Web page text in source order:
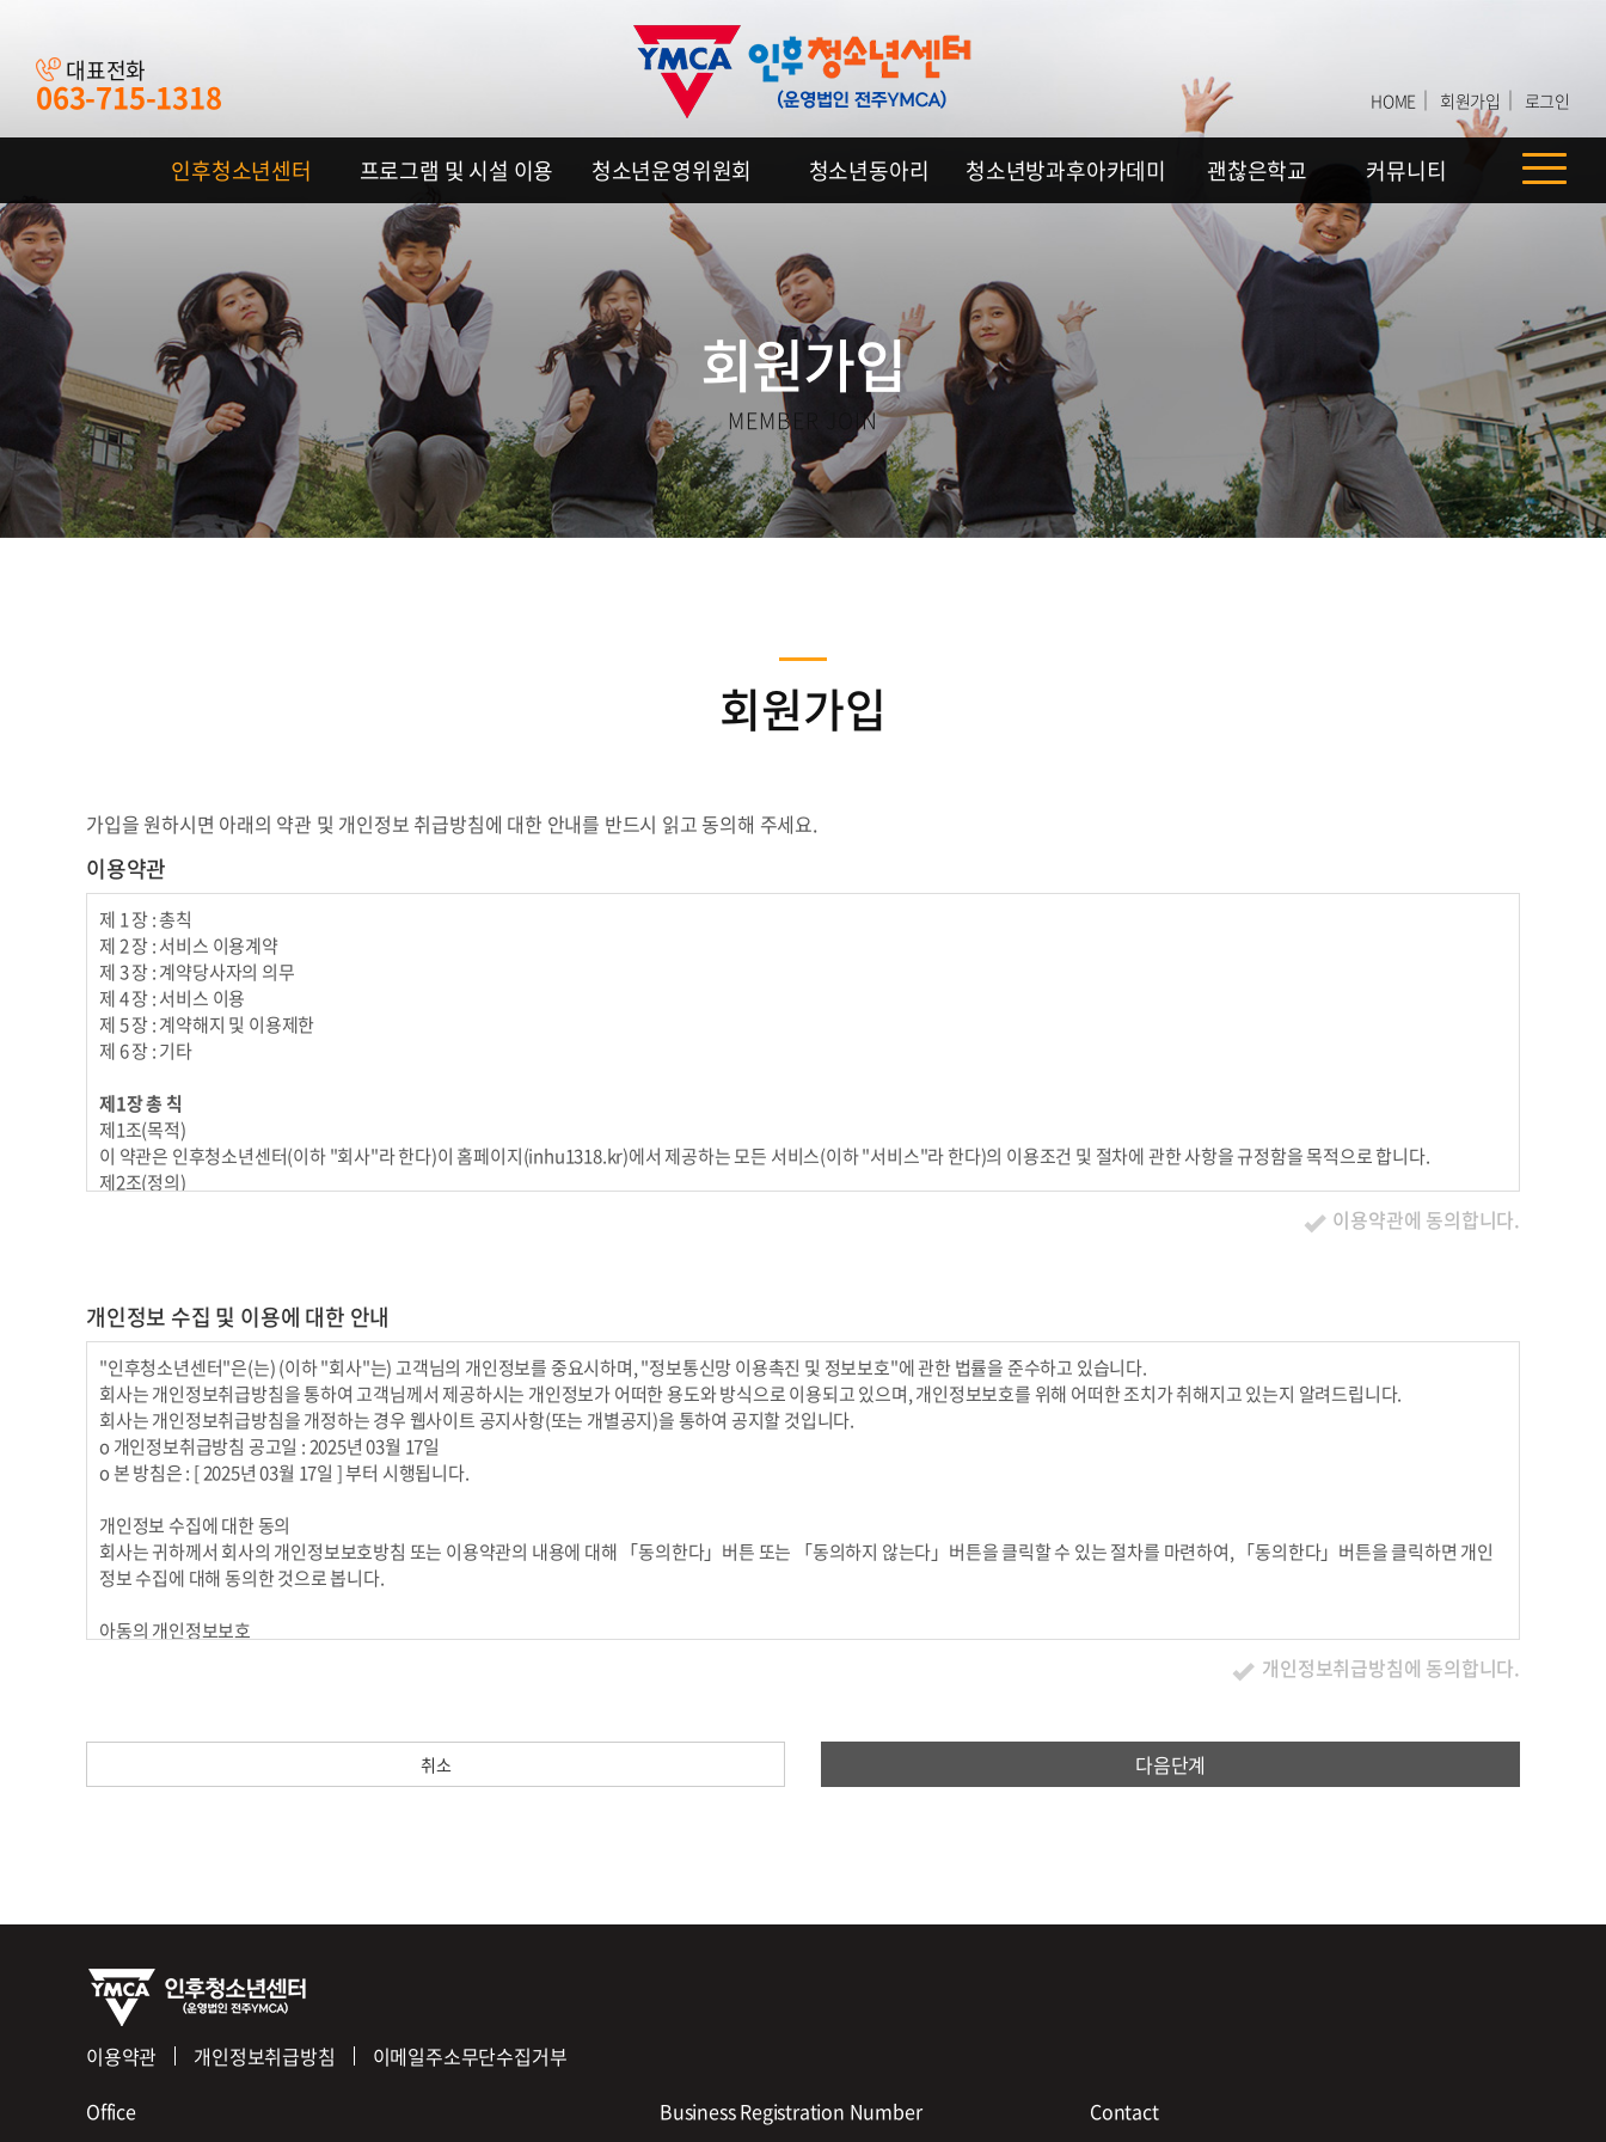
HOME ｜ 회원가입 ｜ 로그인
대표전화
063-715-1318
인후청소년센터 프로그램 및 시설 이용 청소년운영위원회 청소년동아리 청소년방과후아카데미 괜찮은학교 커뮤니티
회원가입
MEMBER JOIN
회원가입
가입을 원하시면 아래의 약관 및 개인정보 취급방침에 대한 안내를 반드시 읽고 동의해 주세요.
이용약관
제 1 장 : 총칙
제 2 장 : 서비스 이용계약
제 3 장 : 계약당사자의 의무
제 4 장 : 서비스 이용
제 5 장 : 계약해지 및 이용제한
제 6 장 : 기타
제1장 총 칙
제1조(목적)
이 약관은 인후청소년센터(이하 "회사"라 한다)이 홈페이지(inhu1318.kr)에서 제공하는 모든 서비스(이하 "서비스"라 한다)의 이용조건 및 절차에 관한 사항을 규정함을 목적으로 합니다.
제2조(정의)
4. 회원 : 당 사이트에 회원가입에 필요한 개인정보를 제공하여 회원 등록을 한 자
5. 이용자번호(ID) : 회원 식별과 회원의 서비스 이용을 위하여 이용자가 선정하고 회사가 승인하는 영문자와 숫자의 조합
6. 패스워드(PASSWORD) : 회원의 정보 보호를 위해 이용자 자신이 설정한 영문자와 숫자, 특수문자의 조합
7. 이용해지 : 회사 또는 회원이 서비스 이용 이후 그 이용계약을 종료시키는 의사표시
제3조(약관의 효력과 변경)
회원은 변경된 약관에 동의하지 않을 경우 회원 탈퇴(해지)를 요청할 수 있으며, 변경된 약관의 효력 발생일로부터 7일 이후에도 거부의사를 표시하지 아니하고 서비스를 계속 사용할 경우 약관의 변
경 사항에 동의한 것으로 간주됩니다
② 회사는 필요하다고 인정되는 경우 이 약관의 내용을 변경할 수 있으며, 변경된 약관은 서비스 화면에 공지하며, 공지후 7일 이후에도 거부의사를 표시하지 아니하고 서비스를 계속 사용할 경우 약
관의 변경 사항에 동의한 것으로 간주됩니다.
③ 이용자가 변경된 약관에 동의하지 않는 경우 서비스 이용을 중단하고 본인의 회원등록을 취소할 수 있으며, 계속 사용하시는 경우에는 약관 변경에 동의한 것으로 간주되며 변경된 약관은 전항과
제4조(준용규정)
이용계약은 이용자의 이용신청에 대한 회사의 승낙과 이용자의 약관 내용에 대한 동의로 성립됩니다.
제6조(이용신청)
1. 본인의 실명으로 신청하지 않았을 때
3. 이용신청의 내용을 허위로 기재한 경우
4. 사회의 안녕 질서 또는 미풍양속을 저해할 목적으로 신청하였을 때
5. 기타 회사가 정한 이용신청 요건에 미비 되었을 때
제8조(계약사항의 변경)
제3장 계약당사자의 의무
이용약관에 동의합니다.
개인정보 수집 및 이용에 대한 안내
"인후청소년센터"은(는) (이하 "회사"는) 고객님의 개인정보를 중요시하며, "정보통신망 이용촉진 및 정보보호"에 관한 법률을 준수하고 있습니다.
회사는 개인정보취급방침을 통하여 고객님께서 제공하시는 개인정보가 어떠한 용도와 방식으로 이용되고 있으며, 개인정보보호를 위해 어떠한 조치가 취해지고 있는지 알려드립니다.
회사는 개인정보취급방침을 개정하는 경우 웹사이트 공지사항(또는 개별공지)을 통하여 공지할 것입니다.
ο 개인정보취급방침 공고일 : 2025년 03월 17일
ο 본 방침은 : [ 2025년 03월 17일 ] 부터 시행됩니다.
개인정보 수집에 대한 동의
회사는 귀하께서 회사의 개인정보보호방침 또는 이용약관의 내용에 대해 「동의한다」버튼 또는 「동의하지 않는다」버튼을 클릭할 수 있는 절차를 마련하여, 「동의한다」버튼을 클릭하면 개인
정보 수집에 대해 동의한 것으로 봅니다.
아동의 개인정보보호
ο 만14세 미만 아동의 법정대리인은 아동의 개인정보의 열람, 정정, 동의철회를 요청할 수 있으며, 이러한 요청이 있을 경우 회사는 지체없이 필요한 조치를 취합니다.
수집하는 개인정보의 항목
회사는 회원가입, 상담, 서비스 신청 등등을 위해 아래와 같은 개인정보를 수집하고 있습니다.
ο 수집항목 : 이름 , 생년월일 , 성별 , 로그인ID , 비밀번호 , 자택 전화번호 , 자택 주소 , 휴대전화번호 , 이메일 , 직업 , 결혼여부 , 주민등록번호 , 서비스 이용기록 , 접속 로그 , 쿠키 , 접속 IP 정보 , 결제
회사는 수집한 개인정보를 다음의 목적을 위해 활용합니다.
콘텐츠 제공 , 구매 및 요금 결제 , 물품배송 또는 청구지 등 발송
ο 회원 관리
회원제 서비스 이용에 따른 본인확인 , 개인 식별 , 불량회원의 부정 이용 방지와 비인가 사용 방지 , 가입 의사 확인 , 연령확인 , 만14세 미만 아동 개인정보 수집 시 법정 대리인 동의여부 확인 , 불만처
리 등 민원처리 , 고지사항 전달
이벤트 등 광고성 정보 전달 , 접속 빈도 파악 또는 회원의 서비스 이용에 대한 통계
단, 이용자의 기본적 인권 침해의 우려가 있는 민감한 개인정보(인종 및 민족, 사상 및 신조, 출신지 및 본적지, 정치적 성향 및 범죄기록, 건강상태 및 성생활 등)는 수집하지 않습니다.
개인정보취급방침에 동의합니다.
취소 다음단계
이용약관 개인정보취급방침
이메일주소무단수집거부
Office
Business Registration Number
Contact